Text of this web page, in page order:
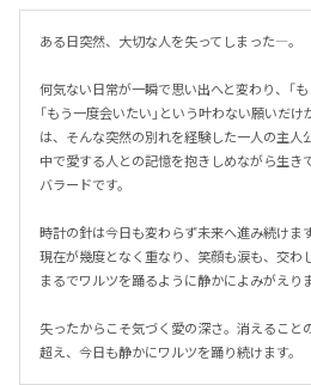
ある日突然、大切な人を失ってしまった―。
何気ない日常が一瞬で思い出へと変わり、「
「もう一度会いたい」という叶わない願いだけ
は、そんな突然の別れを経験した一人の主人
中で愛する人との記憶を抱きしめながら生き
バラードです。
時計の針は今日も変わらず未来へ進み続けま
現在が幾度となく重なり、笑顔も涙も、交わ
まるでワルツを踊るように静かによみがえりま
失ったからこそ気づく愛の深さ。消えること
超え、今日も静かにワルツを踊り続けます。